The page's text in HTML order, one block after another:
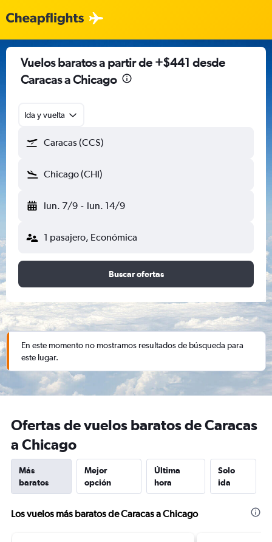
Vuelos baratos a partir de +$441 desde
Caracas a Chicago
Ida y vuelta
Caracas (CCS)
Chicago (CHI)
lun. 7/9 - lun. 14/9
1 pasajero, Económica
Buscar ofertas
En este momento no mostramos resultados de búsqueda para
este lugar.
Ofertas de vuelos baratos de Caracas
a Chicago
Más
baratos
Mejor
opción
Última
hora
Solo
ida
Los vuelos más baratos de Caracas a Chicago